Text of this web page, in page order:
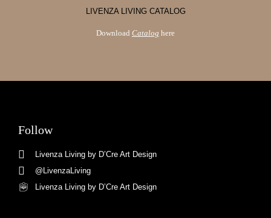
LIVENZA LIVING CATALOG
Download Catalog here
Follow
Livenza Living by D’Cre Art Design
@LivenzaLiving
Livenza Living by D’Cre Art Design